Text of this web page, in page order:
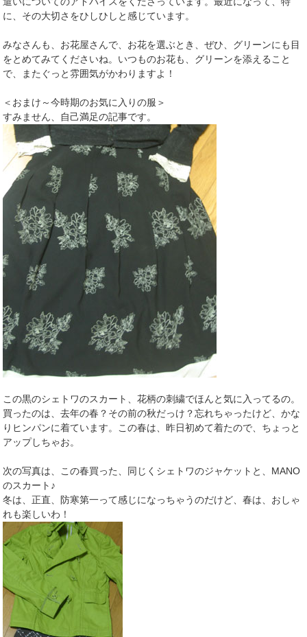
に、その大切さをひしひしと感じています。
みなさんも、お花屋さんで、お花を選ぶとき、ぜひ、グリーンにも目
をとめてみてくださいね。いつものお花も、グリーンを添えること
で、またぐっと雰囲気がかわりますよ！
＜おまけ～今時期のお気に入りの服＞
すみません、自己満足の記事です。
この黒のシェトワのスカート、花柄の刺繍でほんと気に入ってるの。
買ったのは、去年の春？その前の秋だっけ？忘れちゃったけど、かな
りヒンパンに着ています。この春は、昨日初めて着たので、ちょっと
アップしちゃお。
次の写真は、この春買った、同じくシェトワのジャケットと、MANO
のスカート♪
冬は、正直、防寒第一って感じになっちゃうのだけど、春は、おしゃ
れも楽しいわ！